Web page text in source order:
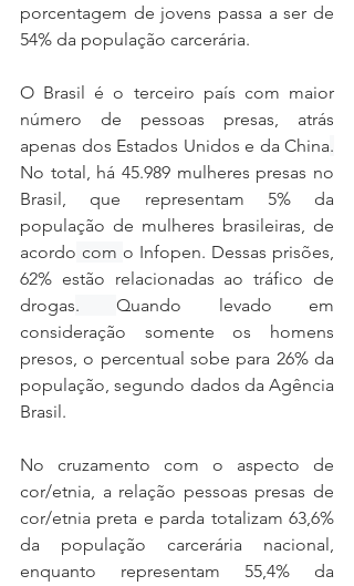
porcentagem de jovens passa a ser de
54% da população carcerária.
O Brasil é o terceiro país com maior
número de pessoas presas, atrás
apenas dos Estados Unidos e da China.
No total, há 45.989 mulheres presas no
Brasil, que representam 5% da
população de mulheres brasileiras, de
acordo com o Infopen. Dessas prisões,
62% estão relacionadas ao tráfico de
drogas. Quando levado em
consideração somente os homens
presos, o percentual sobe para 26% da
população, segundo dados da Agência
Brasil.
No cruzamento com o aspecto de
cor/etnia, a relação pessoas presas de
cor/etnia preta e parda totalizam 63,6%
da população carcerária nacional,
enquanto representam 55,4% da